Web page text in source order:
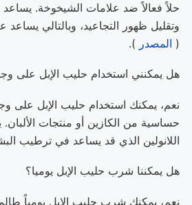
حلاً فعالاً ضد علامات الشيخوخة. يساعد
وتقليل ظهور التجاعيد، وبالتالي
( المصدر ).
هل يمكنني استخدام حليب الإبل على
نعم، يمكنك استخدام حليب الإبل على
حساسية من الكازين أو منتجات
اللانولين الذي قد يساعد في ترطيب
هل يمكننا شرب حليب الإبل يوميا؟
نعم، يمكنك شرب حليب الإبل يومياً